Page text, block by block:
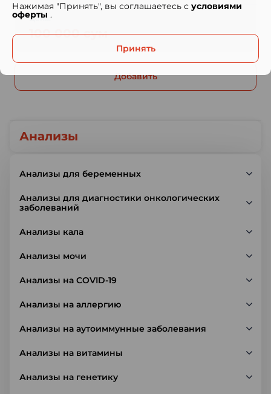
Анализы
Анализы для беременных
Анализы для диагностики онкологических
заболеваний
Анализы кала
Анализы мочи
Анализы на COVID-19
Анализы на аллергию
Анализы на аутоиммунные заболевания
Анализы на витамины
Анализы на генетику
Цена:
100 000 сум
Добавить
Нажимая "Принять", вы соглашаетесь с условиями
оферты .
Принять